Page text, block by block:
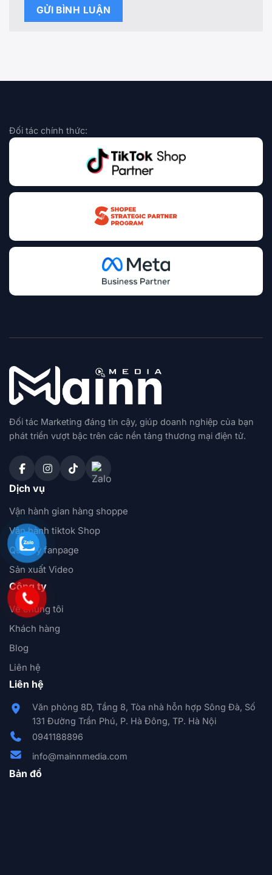
Đối tác chính thức:
Đối tác Marketing đáng tin cậy, giúp doanh nghiệp của bạn
phát triển vượt bậc trên các nền tảng thương mại điện tử.
Dịch vụ
Vận hành gian hàng shoppe
Vận hành tiktok Shop
Quản lý fanpage
Sản xuất Video
Công ty
Về chúng tôi
Khách hàng
Blog
Liên hệ
Liên hệ
Văn phòng 8D, Tầng 8, Tòa nhà hỗn hợp Sông Đà, Số
131 Đường Trần Phú, P. Hà Đông, TP. Hà Nội
0941188896
info@mainnmedia.com
Bản đồ